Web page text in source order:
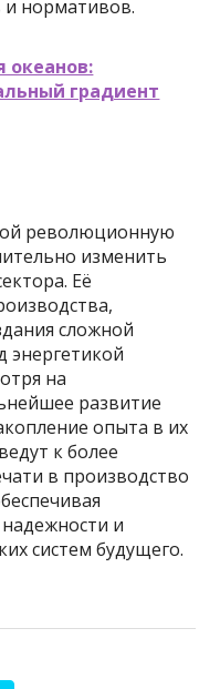
и нормативов.
океанов:
градиент
революционную
изменить
Её
сложной
энергетикой
на
развитие
опыта в их
к более
в производство
и
систем будущего.